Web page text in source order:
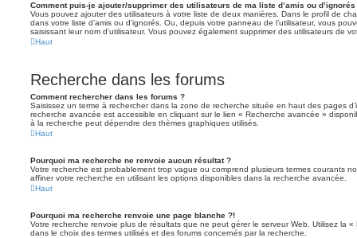
Comment puis-je ajouter/supprimer des utilisateurs de ma liste d’amis ou d’ignorés
Vous pouvez ajouter des utilisateurs à votre liste de deux manières. Dans le profil de
dans votre liste d’amis ou d’ignorés. Ou, depuis votre panneau de l’utilisateur, vous
saisissant leur nom d’utilisateur. Vous pouvez également supprimer des utilisateurs de
Haut
Recherche dans les forums
Comment rechercher dans les forums ?
Saisissez un terme à rechercher dans la zone de recherche située en haut des pages
recherche avancée est accessible en cliquant sur le lien « Recherche avancée »
à la recherche peut dépendre des thèmes graphiques utilisés.
Haut
Pourquoi ma recherche ne renvoie aucun résultat ?
Votre recherche est probablement trop vague ou comprend plusieurs termes courants
affiner votre recherche en utilisant les options disponibles dans la recherche avancée.
Haut
Pourquoi ma recherche renvoie une page blanche ?!
Votre recherche renvoie plus de résultats que ne peut gérer le serveur Web. Utilisez la
dans le choix des termes utilisés et des forums concernés par la recherche.